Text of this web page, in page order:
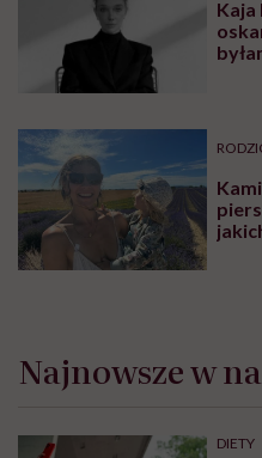
Kaja
Najnowsze w
DIETY